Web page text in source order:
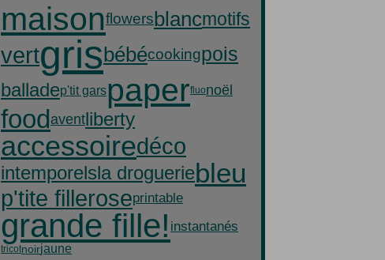
maisonflowersblancmotifs
vertgrisbébécookingpois
balladep'tit garspaperfluonoël
foodaventliberty
accessoiredéco
intemporelsla drogueriebleu
p'tite filleroseprintable
grande fille! instantanés
tricotnoirjaune